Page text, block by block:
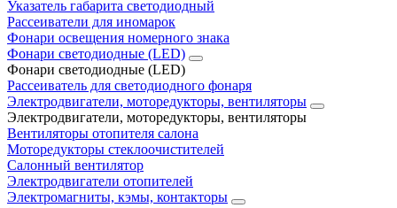
Указатель габарита светодиодный
Рассеиватели для иномарок
Фонари освещения номерного знака
Фонари светодиодные (LED)
Фонари светодиодные (LED)
Рассеиватель для светодиодного фонаря
Электродвигатели, моторедукторы, вентиляторы
Электродвигатели, моторедукторы, вентиляторы
Вентиляторы отопителя салона
Моторедукторы стеклоочистителей
Салонный вентилятор
Электродвигатели отопителей
Электромагниты, кэмы, контакторы